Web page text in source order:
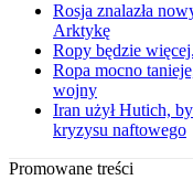
Rosja znalazła
Arktykę
Ropy będzie
Ropa mocno
wojny
Iran użył Hutich,
kryzysu naftowego
Promowane treści